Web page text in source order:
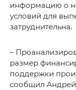
информацию о
условий для
затруднительна.
–
размер
поддержки
сообщил